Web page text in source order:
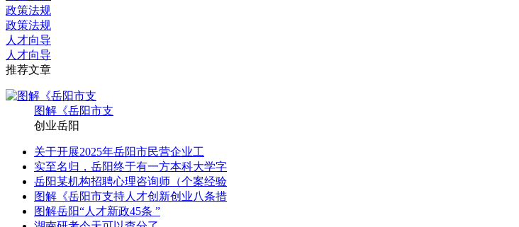
政策法规
政策法规
人才向导
人才向导
推荐文章
图解《岳阳市支
创业岳阳
关于开展2025年岳阳市民营企业工
实至名归，岳阳终于有一方本科大学字
岳阳某机构招聘心理咨询师（个案经验
图解《岳阳市支持人才创新创业八条措
图解岳阳“人才新政45条 ”